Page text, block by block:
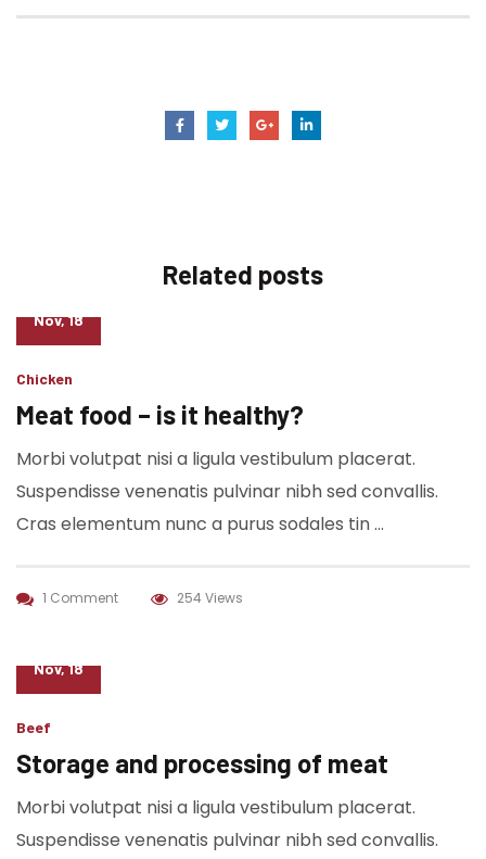
Related posts
Nov, 18
Chicken
Meat food – is it healthy?
Morbi volutpat nisi a ligula vestibulum placerat.
Suspendisse venenatis pulvinar nibh sed convallis.
Cras elementum nunc a purus sodales tin …
1 Comment 254 Views
Nov, 18
Beef
Storage and processing of meat
Morbi volutpat nisi a ligula vestibulum placerat.
Suspendisse venenatis pulvinar nibh sed convallis.